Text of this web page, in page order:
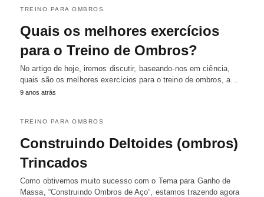
TREINO PARA OMBROS
Quais os melhores exercícios
para o Treino de Ombros?
No artigo de hoje, iremos discutir, baseando-nos em ciência,
quais são os melhores exercícios para o treino de ombros, a…
9 anos atrás
TREINO PARA OMBROS
Construindo Deltoides (ombros)
Trincados
Como obtivemos muito sucesso com o Tema para Ganho de
Massa, “Construindo Ombros de Aço”, estamos trazendo agora